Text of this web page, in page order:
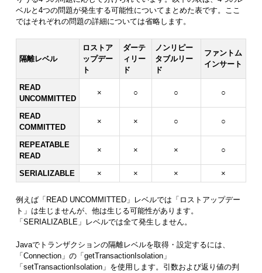
ベルと4つの問題が発生する可能性についてまとめた表です。ここ
ではそれぞれの問題の詳細については省略します。
隔離レベル
ロストア
ップデー
ト
ダーテ
ィリー
ド
ノンリピー
タブルリー
ド
ファントム
インサート
READ
UNCOMMITTED
× ○ ○ ○
READ
COMMITTED
× × ○ ○
REPEATABLE
READ
× × × ○
SERIALIZABLE × × × ×
例えば「READ UNCOMMITTED」レベルでは「ロストアップデー
ト」は生じませんが、他は生じる可能性があります。
「SERIALIZABLE」レベルでは全て発生しません。
Javaでトランザクションの隔離レベルを取得・設定するには、
「Connection」の「getTransactionIsolation」
「setTransactionIsolation」を使用します。引数および返り値の判